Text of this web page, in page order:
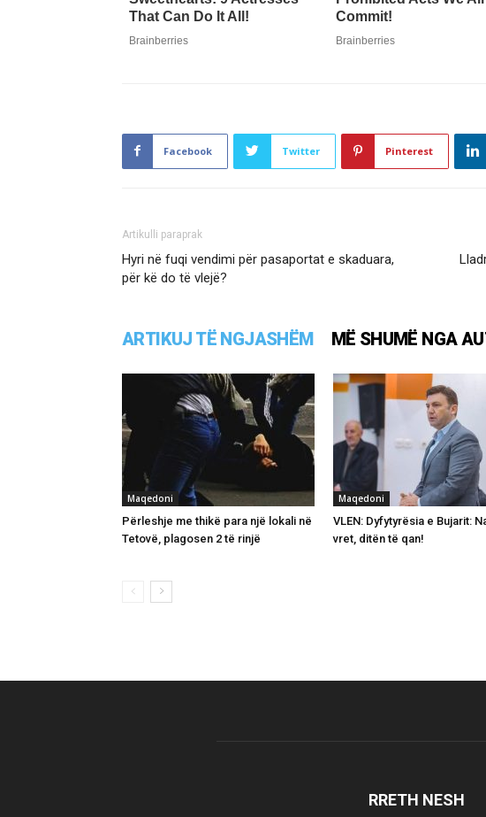
Facebook Twitter Pinterest
Artikulli paraprak
Hyri në fuqi vendimi për pasaportat e skaduara,
për kë do të vlejë?
ARTIKUJ TË NGJASHËM MË SHUMË NGA
Maqedoni
Përleshje me thikë para një lokali në
Tetovë, plagosen 2 të rinjë
Maqedoni
VLEN: Dyfytyrësia e Bujarit:
vret, ditën të qan!
RRETH NESH